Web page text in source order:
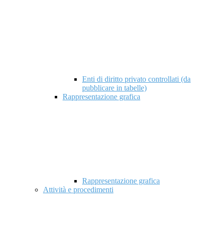
Enti di diritto privato controllati (da
pubblicare in tabelle)
Rappresentazione grafica
Rappresentazione grafica
Attività e procedimenti